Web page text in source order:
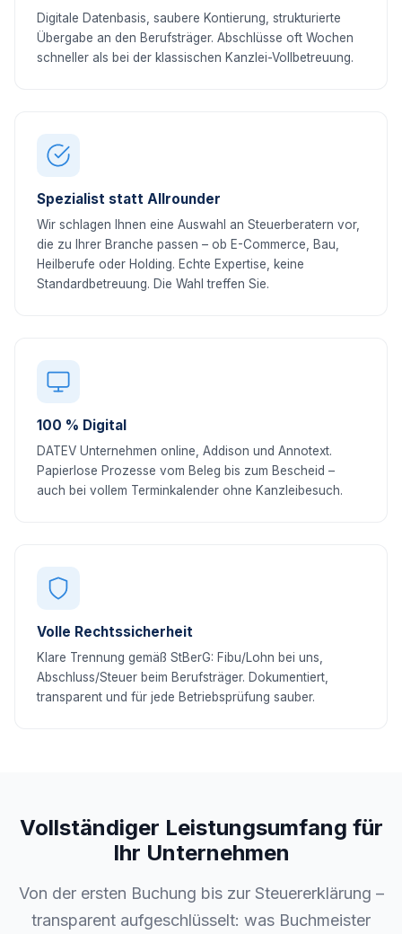
Digitale Datenbasis, saubere Kontierung, strukturierte
Übergabe an den Berufsträger. Abschlüsse oft Wochen
schneller als bei der klassischen Kanzlei-Vollbetreuung.
Spezialist statt Allrounder
Wir schlagen Ihnen eine Auswahl an Steuerberatern vor,
die zu Ihrer Branche passen – ob E-Commerce, Bau,
Heilberufe oder Holding. Echte Expertise, keine
Standardbetreuung. Die Wahl treffen Sie.
100 % Digital
DATEV Unternehmen online, Addison und Annotext.
Papierlose Prozesse vom Beleg bis zum Bescheid –
auch bei vollem Terminkalender ohne Kanzleibesuch.
Volle Rechtssicherheit
Klare Trennung gemäß StBerG: Fibu/Lohn bei uns,
Abschluss/Steuer beim Berufsträger. Dokumentiert,
transparent und für jede Betriebsprüfung sauber.
Vollständiger Leistungsumfang für
Ihr Unternehmen
Von der ersten Buchung bis zur Steuererklärung –
transparent aufgeschlüsselt: was Buchmeister